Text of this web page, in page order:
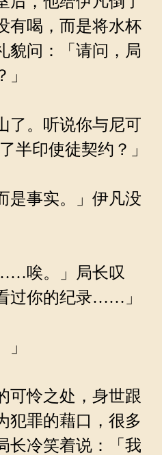
有喝，而是将水杯
貌问：「请问，局
。听说你与尼可
半印使徒契约？」
事实。」伊凡没
唉。」局长叹
过你的纪录……」
怜之处，身世跟
犯罪的藉口，很多
长冷笑着说：「我